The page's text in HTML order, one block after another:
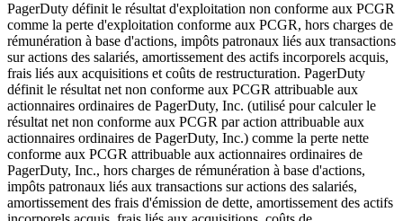
PagerDuty définit le résultat d'exploitation non conforme aux PCGR
comme la perte d'exploitation conforme aux PCGR, hors charges de
rémunération à base d'actions, impôts patronaux liés aux transactions
sur actions des salariés, amortissement des actifs incorporels acquis,
frais liés aux acquisitions et coûts de restructuration. PagerDuty
définit le résultat net non conforme aux PCGR attribuable aux
actionnaires ordinaires de PagerDuty, Inc. (utilisé pour calculer le
résultat net non conforme aux PCGR par action attribuable aux
actionnaires ordinaires de PagerDuty, Inc.) comme la perte nette
conforme aux PCGR attribuable aux actionnaires ordinaires de
PagerDuty, Inc., hors charges de rémunération à base d'actions,
impôts patronaux liés aux transactions sur actions des salariés,
amortissement des frais d'émission de dette, amortissement des actifs